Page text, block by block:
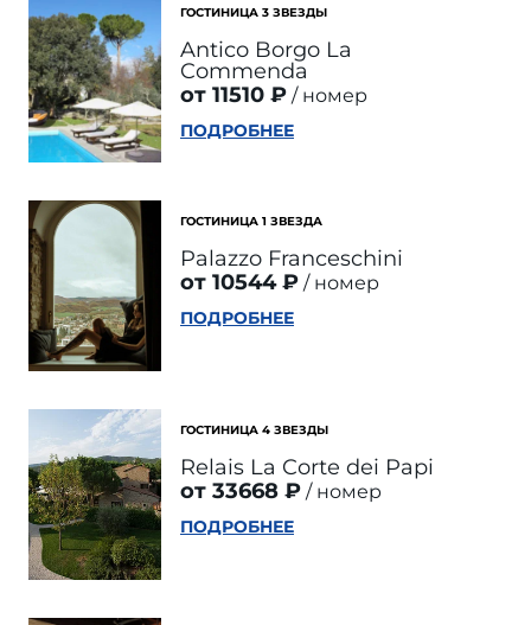
ГОСТИНИЦА 3 ЗВЕЗДЫ
Antico Borgo La
Commenda
от 11510 ₽
номер
ПОДРОБНЕЕ
ГОСТИНИЦА 1 ЗВЕЗДА
Palazzo Franceschini
от 10544 ₽
номер
ПОДРОБНЕЕ
ГОСТИНИЦА 4 ЗВЕЗДЫ
Relais La Corte dei Papi
от 33668 ₽
номер
ПОДРОБНЕЕ